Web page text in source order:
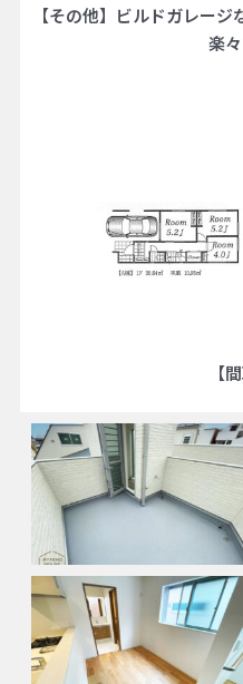
【その他】ビルドガレー
楽
【